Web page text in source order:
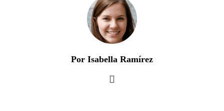
Por Isabella Ramírez